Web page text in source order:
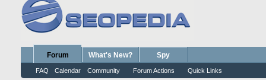
Forum
FAQ Calendar Community Forum Actions Quick Links
What's New? Spy